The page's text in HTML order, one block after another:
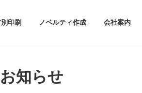
印刷 ノベルティ作成 会社案内
お知らせ